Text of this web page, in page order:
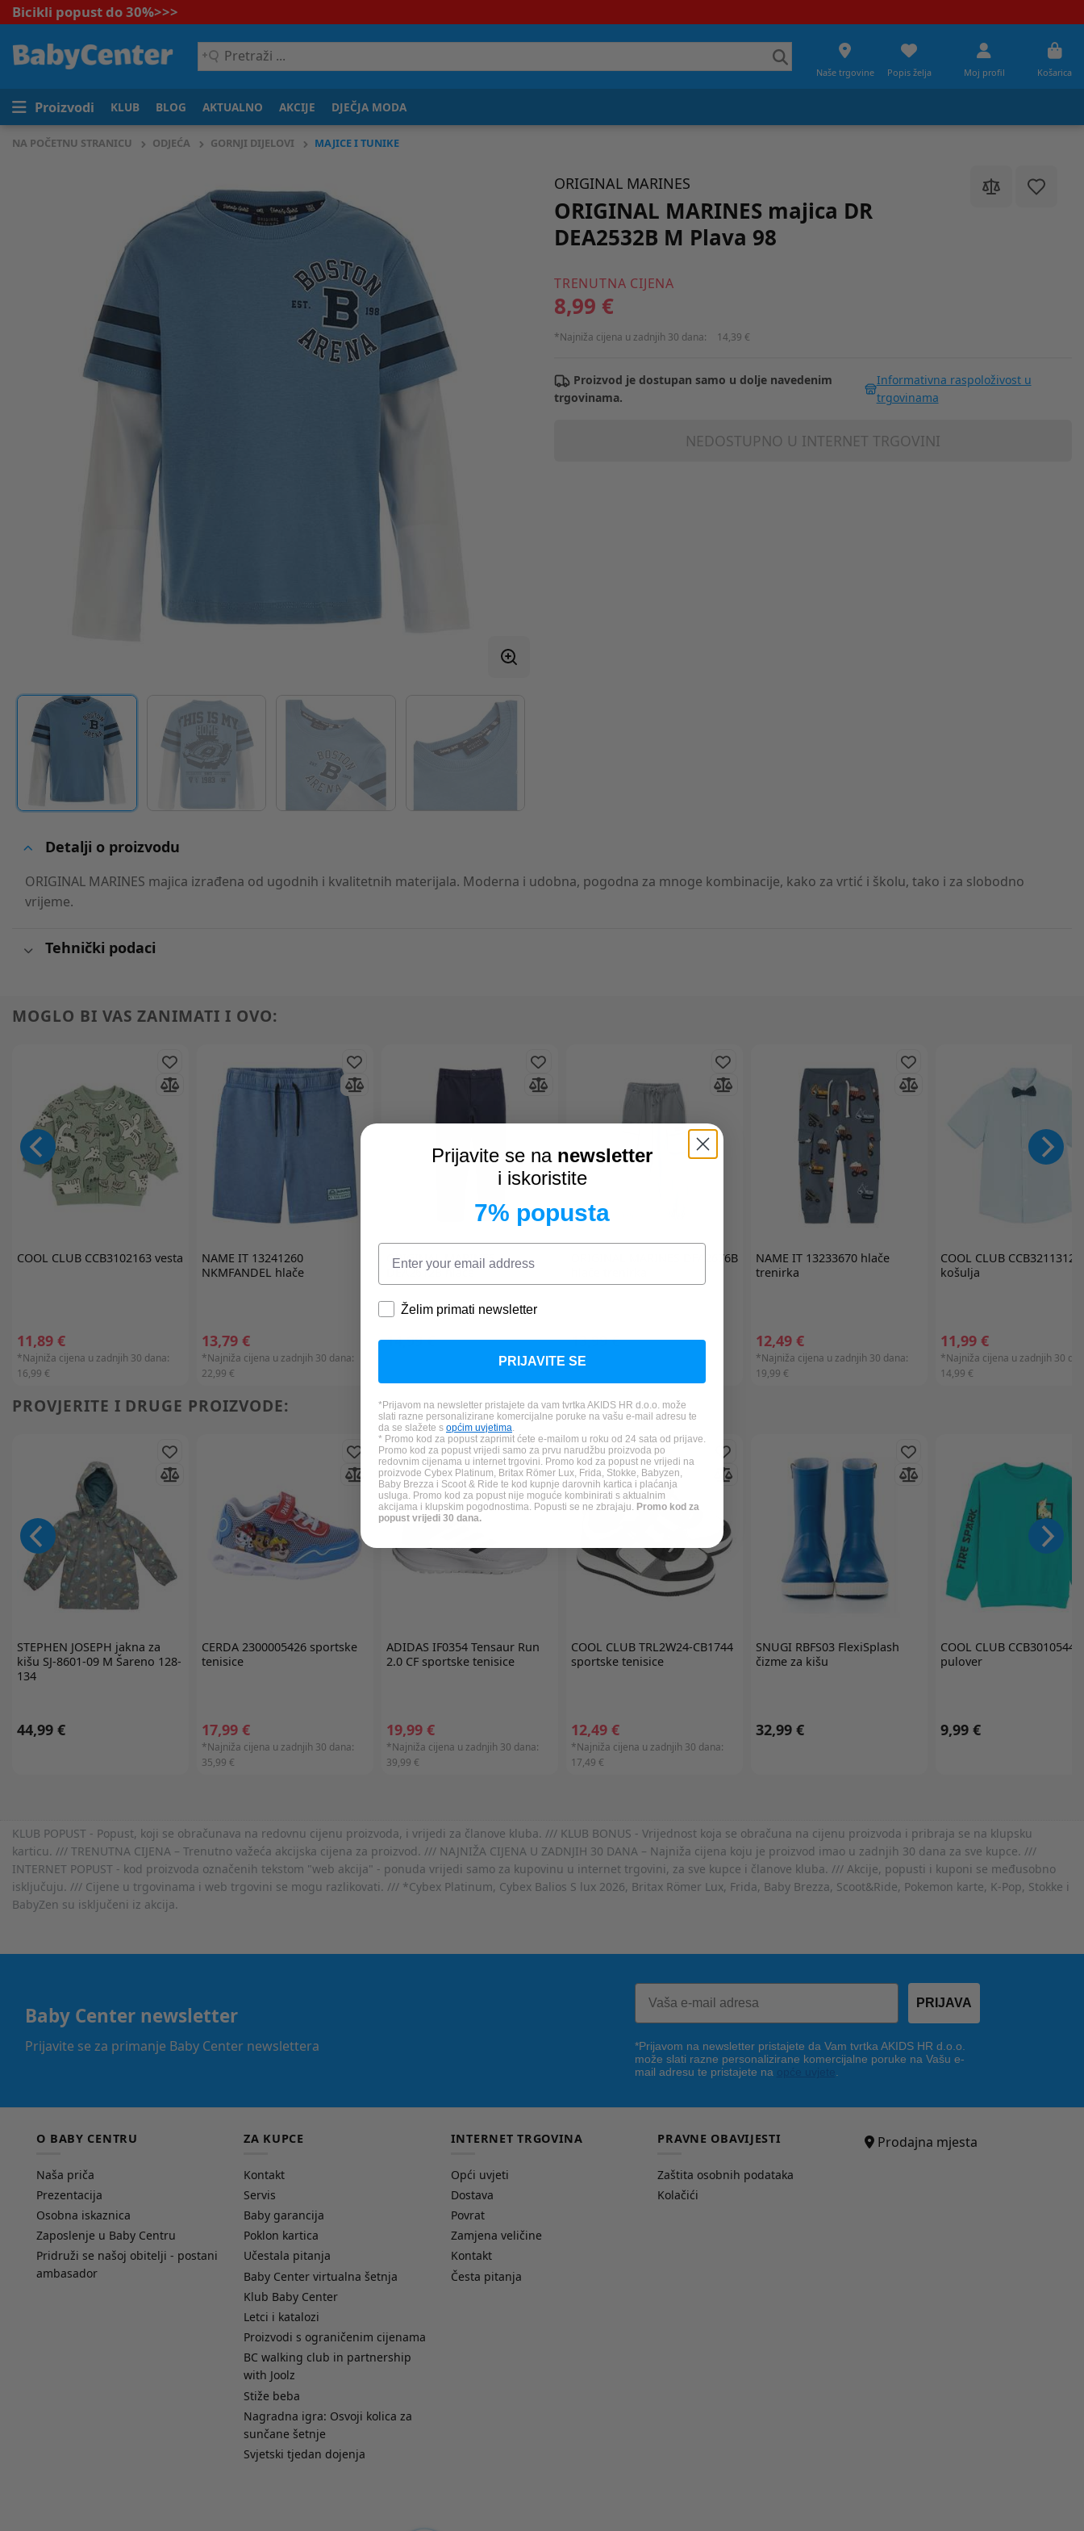
Bicikli popust do 30%>>>
Pretraži
...
Naše trgovine Popis želja Moj profil Košarica
Proizvodi KLUB BLOG AKTUALNO AKCIJE DJEČJA MODA
NA POČETNU STRANICU ODJEĆA GORNJI DIJELOVI MAJICE I TUNIKE
ORIGINAL MARINES
ORIGINAL MARINES majica DR
DEA2532B M Plava 98
TRENUTNA CIJENA
8,99 €
*Najniža cijena u zadnjih 30 dana: 14,39 €
Proizvod je dostupan samo u dolje navedenim
trgovinama.
Informativna raspoloživost u
trgovinama
NEDOSTUPNO U INTERNET TRGOVINI
Detalji o proizvodu
ORIGINAL MARINES majica izrađena od ugodnih i kvalitetnih materijala. Moderna i udobna, pogodna za mnoge kombinacije, kako za vrtić i školu, tako i za slobodno
vrijeme.
Tehnički podaci
MOGLO BI VAS ZANIMATI I OVO:
COOL CLUBCCB3102163 vesta
11,89 €
*Najniža cijena u zadnjih 30 dana:
16,99 €
NAME IT 13241260
NKMFANDEL hlače
13,79 €
*Najniža cijena u zadnjih 30 dana:
22,99 €
ORIGINAL MARINES
DEA2612B hlače
14,99 €
*Najniža cijena u zadnjih 30 dana:
DFA2676B
13,99 €
*Najniža cijena u zadnjih 30 dana:
NAME IT13233670 hlače
trenirka
12,49 €
*Najniža cijena u zadnjih 30 dana:
19,99 €
COOL CLUB CCB3211312-
košulja
11,99 €
*Najniža cijena u zadnjih 30
14,99 €
PROVJERITE I DRUGE PROIZVODE:
STEPHEN JOSEPH jakna za
kišu SJ-8601-09 M Šareno 128-
134
44,99 €
CERDA 2300005426 sportske
tenisice
17,99 €
*Najniža cijena u zadnjih 30 dana:
35,99 €
ADIDAS IF0354 Tensaur Run
2.0 CF sportske tenisice
19,99 €
*Najniža cijena u zadnjih 30 dana:
39,99 €
COOL CLUBTRL2W24-CB1744
sportske tenisice
12,49 €
*Najniža cijena u zadnjih 30 dana:
17,49 €
SNUGI RBFS03 FlexiSplash
čizme za kišu
32,99 €
COOL CLUB CCB3010544
pulover
9,99 €
KLUB POPUST - Popust, koji se obračunava na redovnu cijenu proizvoda, i vrijedi za članove kluba. /// KLUB BONUS - Vrijednost koja se obračuna na cijenu proizvoda i pribraja se na klupsku
karticu. /// TRENUTNA CIJENA – Trenutno važeća akcijska cijena za proizvod. /// NAJNIŽA CIJENA U ZADNJIH 30 DANA – Najniža cijena koju je proizvod imao u zadnjih 30 dana za sve kupce. ///
INTERNET POPUST - kod proizvoda označenih tekstom "web akcija" - ponuda vrijedi samo za kupovinu u internet trgovini, za sve kupce i članove kluba. /// Akcije, popusti i kuponi se međusobno
isključuju. /// Cijene u trgovinama i web trgovini se mogu razlikovati. /// *Cybex Platinum, Cybex Balios S lux 2026, Britax Römer Lux, Frida, Baby Brezza, Scoot&Ride, Pokemon karte, K-Pop, Stokke i
BabyZen su isključeni iz akcija.
Baby Center newsletter
Prijavite se za primanje Baby Center newslettera
PRIJAVA
*Prijavom na newsletter pristajete da Vam tvrtka AKIDS HR d.o.o.
može slati razne personalizirane komercijalne poruke na Vašu e-
mail adresu te pristajete na
.
O BABY CENTRU
Naša priča
Prezentacija
Osobna iskaznica
Zaposlenje u Baby Centru
Pridruži se našoj obitelji - postani
ambasador
ZA KUPCE
Kontakt
Servis
Baby garancija
Poklon kartica
Učestala pitanja
Baby Center virtualna šetnja
Klub Baby Center
Letci i katalozi
Proizvodi s ograničenim cijenama
BC walking club in partnership
with Joolz
Stiže beba
Nagradna igra: Osvoji kolica za
sunčane šetnje
Svjetski tjedan dojenja
INTERNET TRGOVINA
Opći uvjeti
Dostava
Povrat
Zamjena veličine
Kontakt
Česta pitanja
PRAVNE OBAVIJESTI
Zaštita osobnih podataka
Kolačići
Prodajna mjesta
Prijavite se na newsletter
i iskoristite
7% popusta
Želim primati newsletter
PRIJAVITE SE
*Prijavom na newsletter pristajete da vam tvrtka AKIDS HR d.o.o. može
slati razne personalizirane komercijalne poruke na vašu e-mail adresu te
da se slažete s općim uvjetima.
* Promo kod za popust zaprimit ćete e-mailom u roku od 24 sata od prijave.
Promo kod za popust vrijedi samo za prvu narudžbu proizvoda po
redovnim cijenama u internet trgovini. Promo kod za popust ne vrijedi na
proizvode Cybex Platinum, Britax Römer Lux, Frida, Stokke, Babyzen,
Baby Brezza i Scoot & Ride te kod kupnje darovnih kartica i plaćanja
usluga. Promo kod za popust nije moguće kombinirati s aktualnim
akcijama i klupskim pogodnostima. Popusti se ne zbrajaju. Promo kod za
popust vrijedi 30 dana.